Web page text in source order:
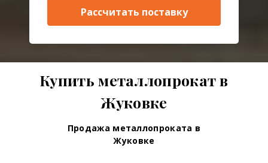
Рассчитать поставку
Купить металлопрокат в
Жуковке
Продажа металлопроката в
Жуковке